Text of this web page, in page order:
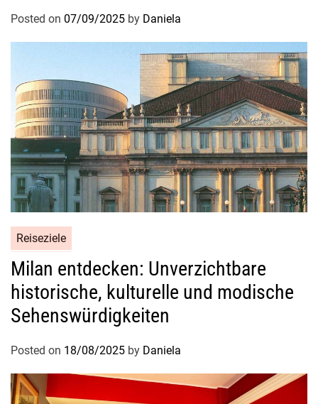
Posted on 07/09/2025 by Daniela
Reiseziele
Milan entdecken: Unverzichtbare
historische, kulturelle und modische
Sehenswürdigkeiten
Posted on 18/08/2025 by Daniela